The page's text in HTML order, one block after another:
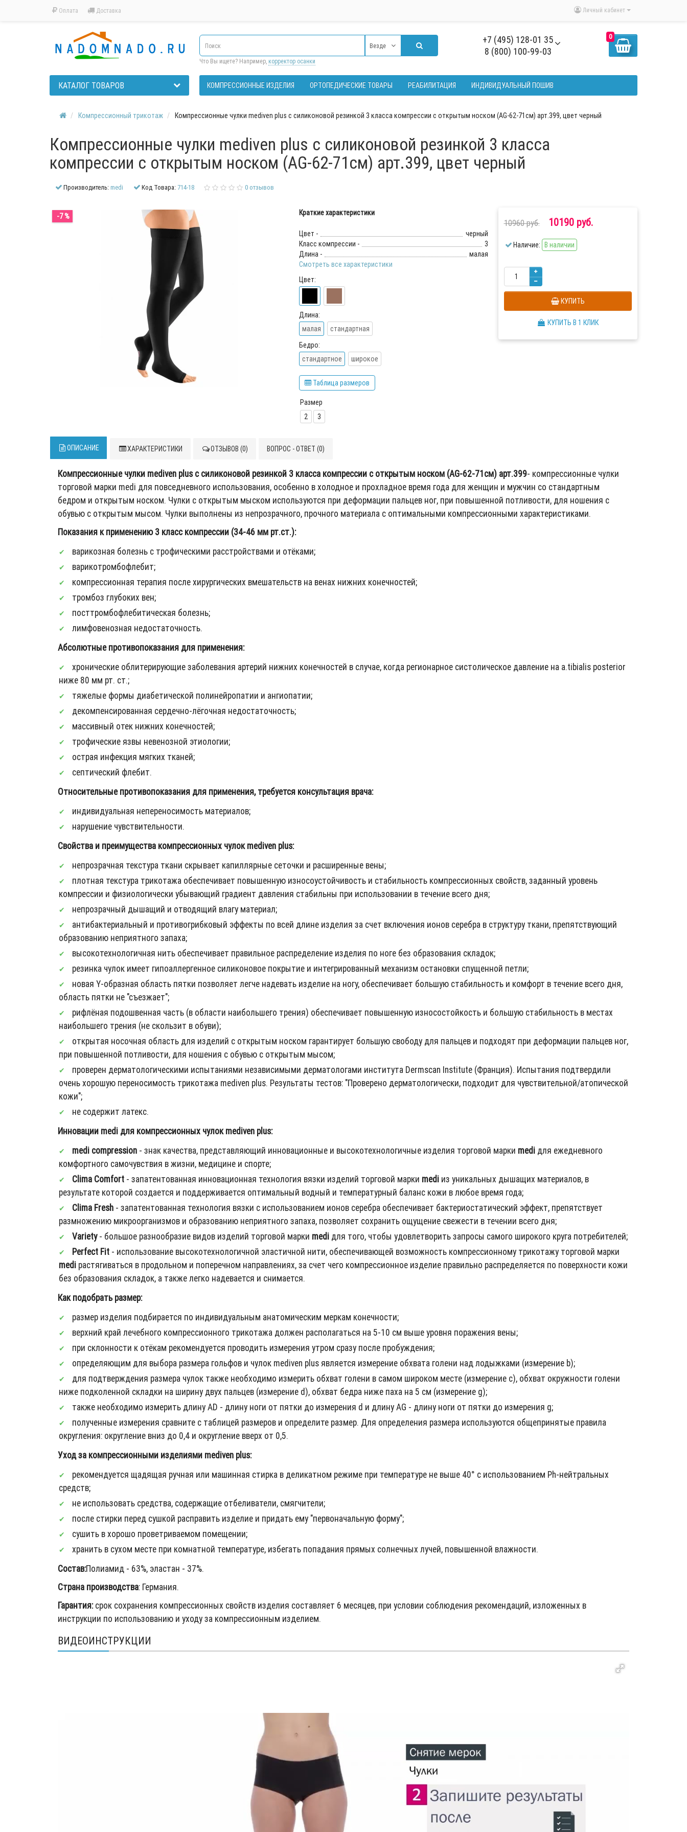
Оплата Доставка Личный кабинет
+7 (495) 128-01 35
8 (800) 100-99-03
0
Везде
Что Вы ищете? Например, корректор осанки
КАТАЛОГ ТОВАРОВ КОМПРЕССИОННЫЕ ИЗДЕЛИЯ ОРТОПЕДИЧЕСКИЕ ТОВАРЫ РЕАБИЛИТАЦИЯ ИНДИВИДУАЛЬНЫЙ ПОШИВ
Компрессионный трикотаж Компрессионные чулки mediven plus с силиконовой резинкой 3 класса компрессии с открытым носком (AG-62-71см) арт.399, цвет черный
Компрессионные чулки mediven plus с силиконовой резинкой 3 класса
компрессии с открытым носком (AG-62-71см) арт.399, цвет черный
Производитель:medi Код Товара:714-18 0 отзывов
-7 % Краткие характеристики
Цвет -
черный
Класс компрессии -
3
Длина -
малая
Смотреть все характеристики
Цвет:
Длина:
малая
стандартная
Бедро:
стандартное
широкое
Таблица размеров
Размер
2
3
10960 руб. 10190 руб.
Наличие: В наличии
КУПИТЬ
КУПИТЬ В 1 КЛИК
ОПИСАНИЕ ХАРАКТЕРИСТИКИ ОТЗЫВОВ (0) ВОПРОС - ОТВЕТ (0)
Компрессионные чулки mediven plus с силиконовой резинкой 3 класса компрессии с открытым носком (AG-62-71см) арт.399- компрессионные чулки
торговой марки medi для повседневного использования, особенно в холодное и прохладное время года для женщин и мужчин со стандартным
бедром и открытым носком. Чулки с открытым мыском используются при деформации пальцев ног, при повышенной потливости, для ношения с
обувью с открытым мысом. Чулки выполнены из непрозрачного, прочного материала с оптимальными компрессионными характеристиками.
Показания к применению 3 класс компрессии (34-46 мм рт.ст.):
варикозная болезнь с трофическими расстройствами и отёками;
варикотромбофлебит;
компрессионная терапия после хирургических вмешательств на венах нижних конечностей;
тромбоз глубоких вен;
посттромбофлебитическая болезнь;
лимфовенозная недостаточность.
Абсолютные противопоказания для применения:
хронические облитерирующие заболевания артерий нижних конечностей в случае, когда регионарное систолическое давление на a.tibialis posterior
ниже 80 мм рт. ст.;
тяжелые формы диабетической полинейропатии и ангиопатии;
декомпенсированная сердечно-лёгочная недостаточность;
массивный отек нижних конечностей;
трофические язвы невенозной этиологии;
острая инфекция мягких тканей;
септический флебит.
Относительные противопоказания для применения, требуется консультация врача:
индивидуальная непереносимость материалов;
нарушение чувствительности.
Свойства и преимущества компрессионных чулок mediven plus:
непрозрачная текстура ткани скрывает капиллярные сеточки и расширенные вены;
плотная текстура трикотажа обеспечивает повышенную износоустойчивость и стабильность компрессионных свойств, заданный уровень
компрессии и физиологически убывающий градиент давления стабильны при использовании в течение всего дня;
непрозрачный дышащий и отводящий влагу материал;
антибактериальный и противогрибковый эффекты по всей длине изделия за счет включения ионов серебра в структуру ткани, препятствующий
образованию неприятного запаха;
высокотехнологичная нить обеспечивает правильное распределение изделия по ноге без образования складок;
резинка чулок имеет гипоаллергенное силиконовое покрытие и интегрированный механизм остановки спущенной петли;
новая Y-образная область пятки позволяет легче надевать изделие на ногу, обеспечивает большую стабильность и комфорт в течение всего дня,
область пятки не "съезжает";
рифлёная подошвенная часть (в области наибольшего трения) обеспечивает повышенную износостойкость и большую стабильность в местах
наибольшего трения (не скользит в обуви);
открытая носочная область для изделий с открытым носком гарантирует большую свободу для пальцев и подходят при деформации пальцев ног,
при повышенной потливости, для ношения с обувью с открытым мысом;
проверен дерматологическими испытаниями независимыми дерматологами института Dermscan Institute (Франция). Испытания подтвердили
очень хорошую переносимость трикотажа mediven plus. Результаты тестов: "Проверено дерматологически, подходит для чувствительной/атопической
кожи";
не содержит латекс.
Инновации medi для компрессионных чулок mediven plus:
medi compression - знак качества, представляющий инновационные и высокотехнологичные изделия торговой марки medi для ежедневного
комфортного самочувствия в жизни, медицине и спорте;
Clima Comfort - запатентованная инновационная технология вязки изделий торговой марки medi из уникальных дышащих материалов, в
результате которой создается и поддерживается оптимальный водный и температурный баланс кожи в любое время года;
Clima Fresh - запатентованная технология вязки с использованием ионов серебра обеспечивает бактериостатический эффект, препятствует
размножению микроорганизмов и образованию неприятного запаха, позволяет сохранить ощущение свежести в течении всего дня;
Variety- большое разнообразие видов изделий торговой марки medi для того, чтобы удовлетворить запросы самого широкого круга потребителей;
Perfect Fit - использование высокотехнологичной эластичной нити, обеспечивающей возможность компрессионному трикотажу торговой марки
medi растягиваться в продольном и поперечном направлениях, за счет чего компрессионное изделие правильно распределяется по поверхности кожи
без образования складок, а также легко надевается и снимается.
Как подобрать размер:
размер изделия подбирается по индивидуальным анатомическим меркам конечности;
верхний край лечебного компрессионного трикотажа должен располагаться на 5-10 см выше уровня поражения вены;
при склонности к отёкам рекомендуется проводить измерения утром сразу после пробуждения;
определяющим для выбора размера гольфов и чулок mediven plus является измерение обхвата голени над лодыжками (измерение b);
для подтверждения размера чулок также необходимо измерить обхват голени в самом широком месте (измерение c), обхват окружности голени
ниже подколенной складки на ширину двух пальцев (измерение d), обхват бедра ниже паха на 5 см (измерение g);
также необходимо измерить длину AD - длину ноги от пятки до измерения d и длину AG - длину ноги от пятки до измерения g;
полученные измерения сравните с таблицей размеров и определите размер. Для определения размера используются общепринятые правила
округления: округление вниз до 0,4 и округление вверх от 0,5.
Уход за компрессионными изделиями mediven plus:
рекомендуется щадящая ручная или машинная стирка в деликатном режиме при температуре не выше 40° с использованием Ph-нейтральных
средств;
не использовать средства, содержащие отбеливатели, смягчители;
после стирки перед сушкой расправить изделие и придать ему "первоначальную форму";
сушить в хорошо проветриваемом помещении;
хранить в сухом месте при комнатной температуре, избегать попадания прямых солнечных лучей, повышенной влажности.
Состав:Полиамид - 63%, эластан - 37%.
Страна производства: Германия.
Гарантия:срок сохранения компрессионных свойств изделия составляет 6 месяцев, при условии соблюдения рекомендаций, изложенных в
инструкции по использованию и уходу за компрессионным изделием.
ВИДЕОИНСТРУКЦИИ